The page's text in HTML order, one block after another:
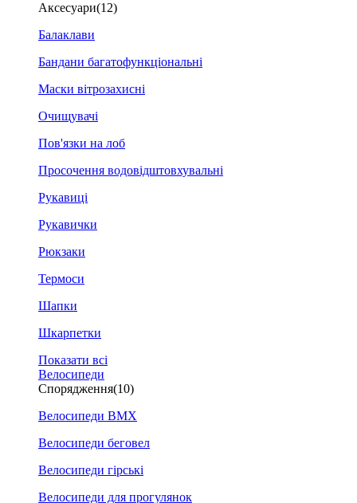
Аксесуари(12)
Балаклави
Бандани багатофункціональні
Маски вітрозахисні
Очищувачі
Пов'язки на лоб
Просочення водовідштовхувальні
Рукавиці
Рукавички
Рюкзаки
Термоси
Шапки
Шкарпетки
Показати всі
Велосипеди
Спорядження(10)
Велосипеди BMX
Велосипеди беговел
Велосипеди гірські
Велосипеди для прогулянок